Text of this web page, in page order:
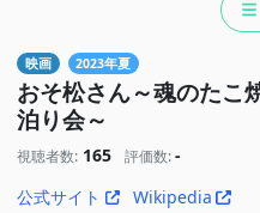
映画 2023年夏
おそ松さん～魂のたこ
泊り会～
視聴者数: 165 評価数: -
公式サイト
Wikipedia